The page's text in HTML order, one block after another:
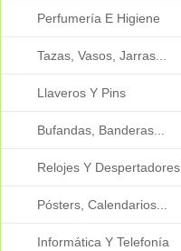
Perfumería E Higiene
Tazas, Vasos, Jarras...
Llaveros Y Pins
Bufandas, Banderas...
Relojes Y Despertadores
Pósters, Calendarios...
Informática Y Telefonía